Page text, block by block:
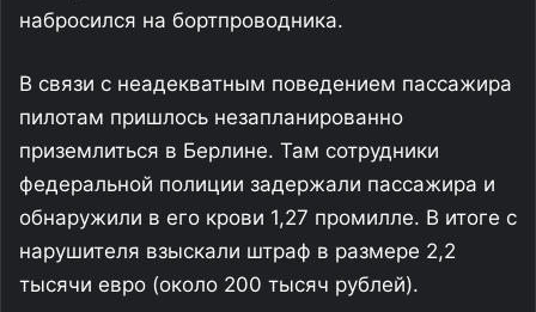
набросился на бортпроводника.
В связи с неадекватным поведением пассажира
пилотам пришлось незапланированно
приземлиться в Берлине. Там сотрудники
федеральной полиции задержали пассажира и
обнаружили в его крови 1,27 промилле. В итоге с
нарушителя взыскали штраф в размере 2,2
тысячи евро (около 200 тысяч рублей).